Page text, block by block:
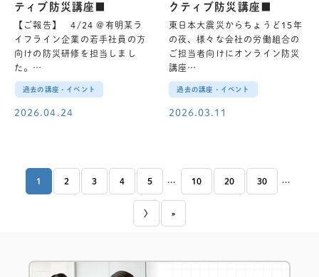
ティブ防災講座■
【ご報告】 4/24 @有明某ラ
イフライン企業の若手社員の方
向けの防災研修を担当しまし
た。…
過去の講座・イベント
2026.04.24
クティブ防災講座■
東日本大震災からちょうど15年
の夜、様々な会社の労働組合の
ご担当者向けにオンライン防災
講座…
過去の講座・イベント
2026.03.11
1 2 3 4 5 10 20 30
〉 »